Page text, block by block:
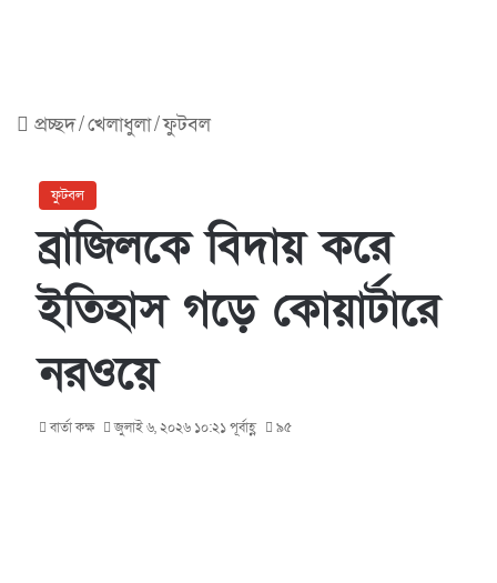
প্রচ্ছদ/খেলাধুলা/ফুটবল
ফুটবল
ব্রাজিলকে বিদায় করে
ইতিহাস গড়ে কোয়ার্টারে
নরওয়ে
বার্তা কক্ষ জুলাই ৬, ২০২৬ ১০:২১ পূর্বাহ্ণ ৯৫